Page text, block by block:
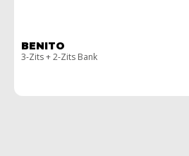
BENITO
3-Zits + 2-Zits Bank